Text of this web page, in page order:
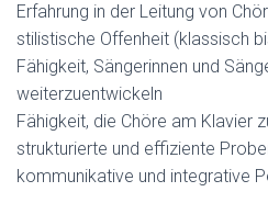
Erfahrung in der Leitung von
stilistische Offenheit (klassisch
Fähigkeit, Sängerinnen und
weiterzuentwickeln
Fähigkeit, die Chöre am Klavier
strukturierte und effiziente
kommunikative und integrative